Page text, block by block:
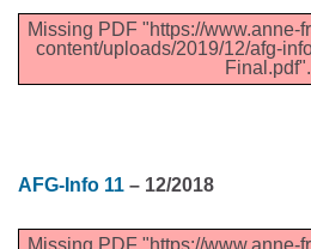
Missing PDF "https://www.anne-
content/uploads/2019/12/afg-
Final.pdf".
AFG-Info 11 – 12/2018
Missing PDF "https://www.anne-